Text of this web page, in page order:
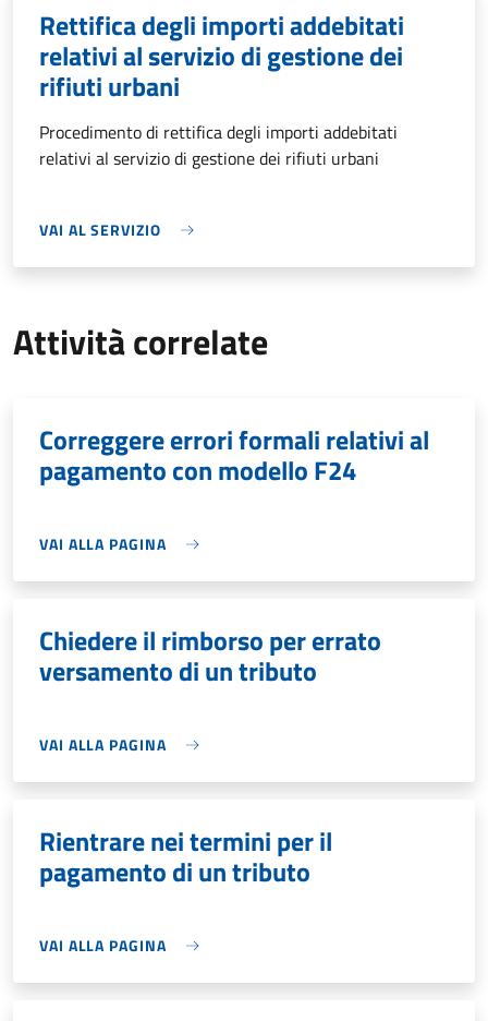
Rettifica degli importi addebitati
relativi al servizio di gestione dei
rifiuti urbani
Procedimento di rettifica degli importi addebitati
relativi al servizio di gestione dei rifiuti urbani
VAI AL SERVIZIO
Attività correlate
Correggere errori formali relativi al
pagamento con modello F24
VAI ALLA PAGINA
Chiedere il rimborso per errato
versamento di un tributo
VAI ALLA PAGINA
Rientrare nei termini per il
pagamento di un tributo
VAI ALLA PAGINA